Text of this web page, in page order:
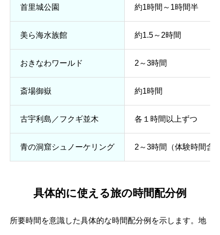
首里城公園 約1時間～1時間半
美ら海水族館 約1.5～2時間
おきなわワールド 2～3時間
斎場御嶽 約1時間
古宇利島／フクギ並木 各１時間以上ずつ
青の洞窟シュノーケリング 2～3時間（体験時間含
具体的に使える旅の時間配分例
所要時間を意識した具体的な時間配分例を示します。地